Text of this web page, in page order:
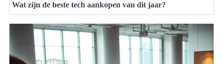
Wat zijn de beste tech aankopen van dit jaar?